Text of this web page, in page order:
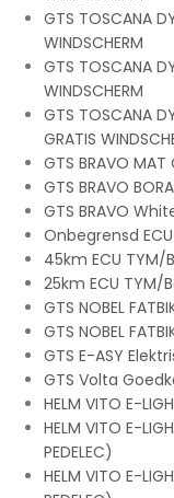
GTS TOSCANA
WINDSCHERM
GTS TOSCANA
WINDSCHERM
GTS TOSCANA
GRATIS
GTS BRAVO MAT
GTS BRAVO
GTS BRAVO
Onbegrensd
45km ECU
25km ECU TYM/
GTS NOBEL
GTS NOBEL
GTS E-ASY
GTS Volta
HELM VITO E-
HELM VITO E-
PEDELEC)
HELM VITO E-